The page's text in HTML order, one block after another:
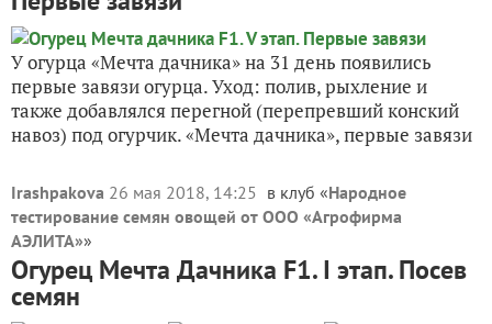
У огурца «Мечта дачника» на 31 день появились
первые завязи огурца. Уход: полив, рыхление и
также добавлялся перегной (перепревший конский
навоз) под огурчик. «Мечта дачника», первые завязи
Irashpakova 26 мая 2018, 14:25 в клуб «Народное
тестирование семян овощей от ООО «Агрофирма
АЭЛИТА»»
Огурец Мечта Дачника F1. I этап. Посев
семян